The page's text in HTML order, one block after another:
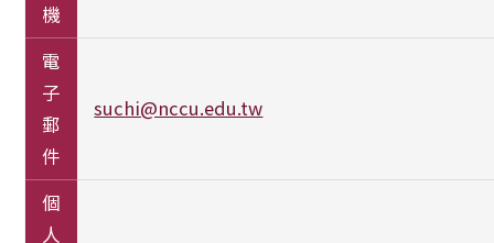
機
電
子
郵
件
suchi@nccu.edu.tw
個
人